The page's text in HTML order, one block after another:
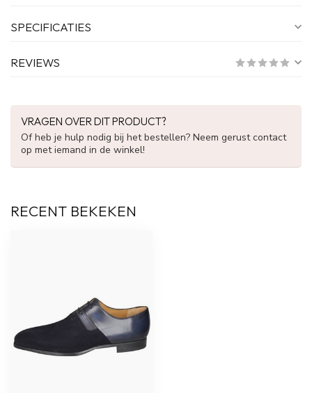
SPECIFICATIES
REVIEWS
VRAGEN OVER DIT PRODUCT?
Of heb je hulp nodig bij het bestellen? Neem gerust contact
op met iemand in de winkel!
RECENT BEKEKEN